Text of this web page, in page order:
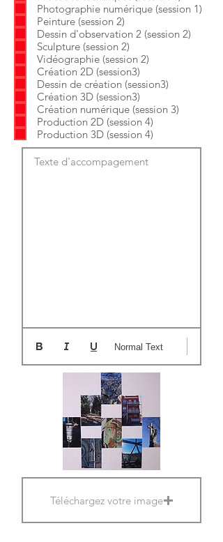
a
t
o
i
r
e
Photographie numérique (session 1)
Peinture (session 2)
Dessin d'observation 2 (session 2)
Sculpture (session 2)
Vidéographie (session 2)
Création 2D (session3)
Dessin de création (session3)
Création 3D (session3)
Création numérique (session 3)
Production 2D (session 4)
Production 3D (session 4)
Texte d'accompagement
Normal Text
Téléchargez votre image